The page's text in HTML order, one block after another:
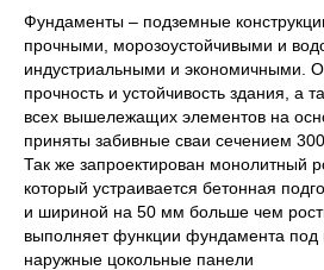
Фундаменты – подземные
прочными, морозоустойчивыми и
индустриальными и экономичными.
прочность и устойчивость здания, а
всех вышележащих элементов на
приняты забивные сваи сечением
Так же запроектирован монолитный
который устраивается бетонная
и шириной на 50 мм больше чем
выполняет функции фундамента под
наружные цокольные панели